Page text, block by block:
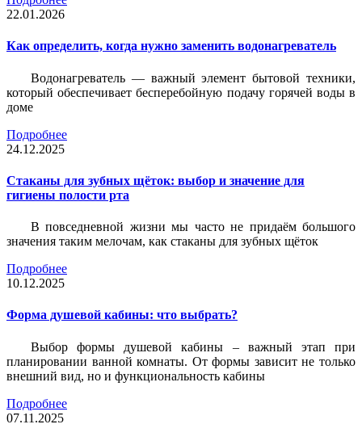
22.01.2026
Как определить, когда нужно заменить водонагреватель
Водонагреватель — важный элемент бытовой техники,
который обеспечивает бесперебойную подачу горячей воды в
доме
Подробнее
24.12.2025
Стаканы для зубных щёток: выбор и значение для
гигиены полости рта
В повседневной жизни мы часто не придаём большого
значения таким мелочам, как стаканы для зубных щёток
Подробнее
10.12.2025
Форма душевой кабины: что выбрать?
Выбор формы душевой кабины – важный этап при
планировании ванной комнаты. От формы зависит не только
внешний вид, но и функциональность кабины
Подробнее
07.11.2025